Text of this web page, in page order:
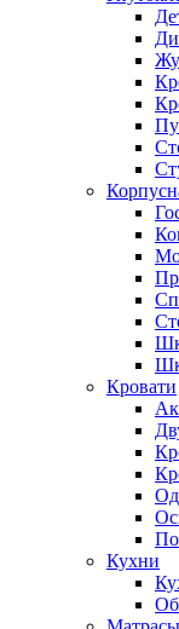
Кровати
Кухни